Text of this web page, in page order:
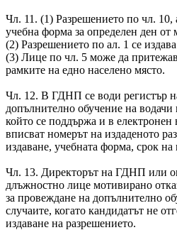
Чл. 11. (1) Разрешението по чл. 10,
учебна форма за определен ден от
(2) Разрешението по ал. 1 се
(3) Лице по чл. 5 може да
рамките на едно населено място.
Чл. 12. В ГДНП се води регистър
допълнително обучение на
който се поддържа и в електронен
вписват номерът на издаденото
издаване, учебната форма, срок на
Чл. 13. Директорът на ГДНП или
длъжностно лице мотивирано
за провеждане на допълнително
случаите, когато кандидатът не
издаване на разрешението.